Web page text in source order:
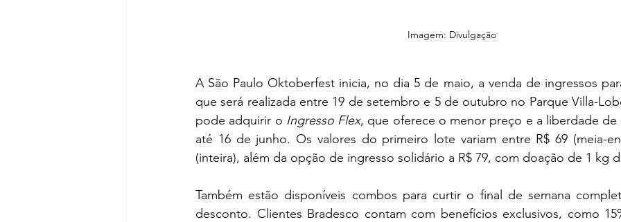
Imagem: Divulgação
A São Paulo Oktoberfest inicia, no dia 5 de maio, a venda de ingressos
que será realizada entre 19 de setembro e 5 de outubro no Parque Villa-
pode adquirir o Ingresso Flex, que oferece o menor preço e a liberdade de
até 16 de junho. Os valores do primeiro lote variam entre R$ 69 (meia-
(inteira), além da opção de ingresso solidário a R$ 79, com doação de 1 kg
Também estão disponíveis combos para curtir o final de semana
desconto. Clientes Bradesco contam com benefícios exclusivos, como